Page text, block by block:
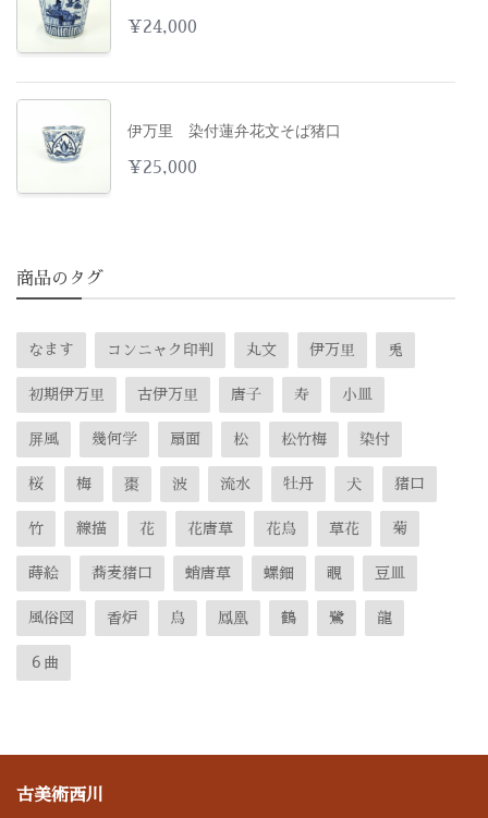
¥ 24,000
伊万里 染付蓮弁花文そば猪口
¥ 25,000
商品のタグ
なます コンニャク印判 丸文 伊万里 兎
初期伊万里 古伊万里 唐子 寿 小皿
屏風 幾何学 扇面 松 松竹梅 染付
桜 梅 棗 波 流水 牡丹 犬 猪口
竹 線描 花 花唐草 花鳥 草花 菊
蒔絵 蕎麦猪口 蛸唐草 螺鈿 覗 豆皿
風俗図 香炉 鳥 鳳凰 鶴 鷺 龍
６曲
古美術西川